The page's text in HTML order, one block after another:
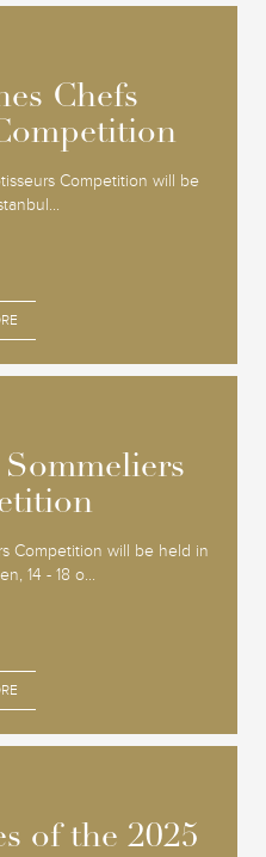
Chefs
Competition will be
Chefs
Sommeliers
Competition will be held in
14 - 18 o...
Sommeliers
of the 2025
of the 2025